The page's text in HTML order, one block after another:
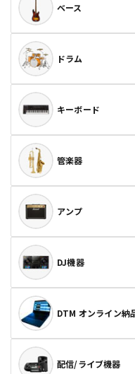
ベース
ドラム
キーボード
管楽器
アンプ
DJ機器
DTM オンライン納
配信/ライブ機器